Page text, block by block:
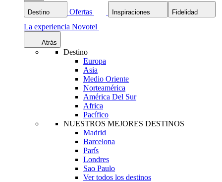
Destino Ofertas Inspiraciones Fidelidad
La experiencia Novotel
Atrás
Destino
Europa
Asia
Medio Oriente
Norteamérica
América Del Sur
Africa
Pacífico
NUESTROS MEJORES DESTINOS
Madrid
Barcelona
París
Londres
Sao Paulo
Ver todos los destinos